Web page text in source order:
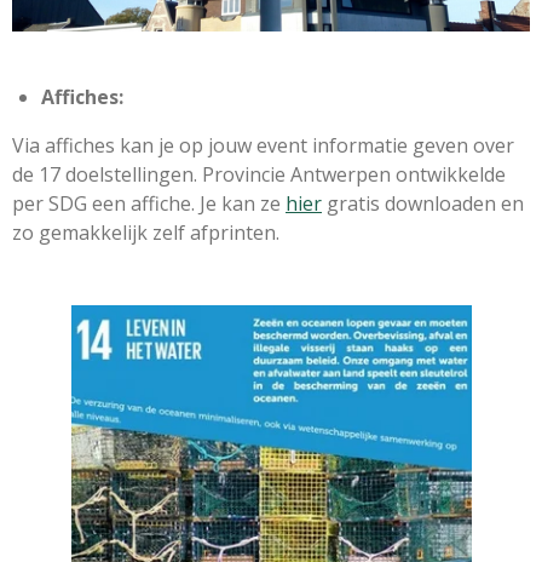
Affiches:
Via affiches kan je op jouw event informatie geven over
de 17 doelstellingen. Provincie Antwerpen ontwikkelde
per SDG een affiche. Je kan ze hier gratis downloaden en
zo gemakkelijk zelf afprinten.